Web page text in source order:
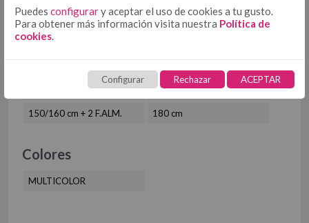
CUBRECANAPÉ TIPO COLCHA
RELLENO NÓRDICO
RELLENO NÓRDICO DE ALGODÓN
PROTECTORES
PROTECTOR DE ALMOHADA DE TENCEL + PU
PROTECTOR DE COLCHÓN DE TENCEL + PU
ROPA DE CAMA HOSTELERÍA ALGODÓN
Tallas
150 cm
150/160 cm + 2 F.ALM. 180 cm
Colores
MULTICOLOR
Puedes configurary aceptar el uso de cookies a tu gusto.
Para obtener más información visita nuestra Política de
cookies.
Configurar Rechazar ACEPTAR